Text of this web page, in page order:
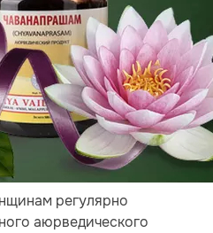
регулярно
аюрведического